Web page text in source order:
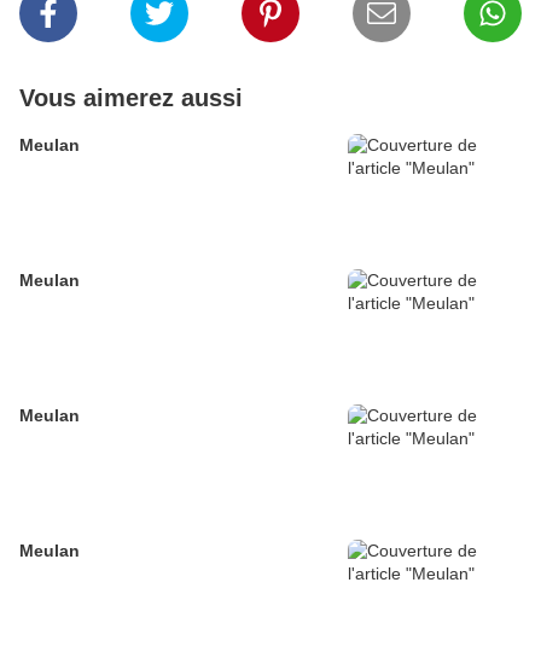
Vous aimerez aussi
Meulan
Meulan
Meulan
Meulan